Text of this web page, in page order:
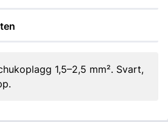
1,5–2,5 mm². Svart,